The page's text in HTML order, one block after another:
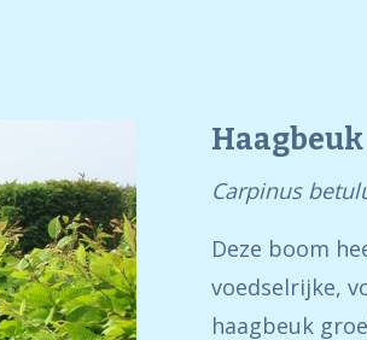
Haagbeuk
Carpinus
Deze boom
voedselrijke,
haagbeuk